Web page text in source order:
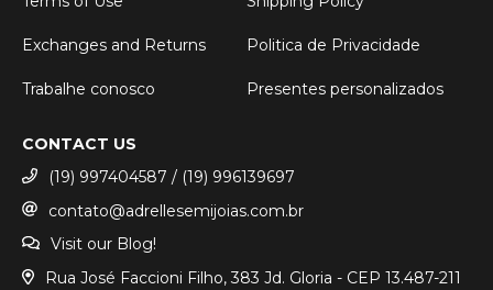
Exchanges and Returns Politica de Privacidade
Trabalhe conosco Presentes personalizados
CONTACT US
(19) 997404587 / (19) 996139697
contato@adrellesemijoias.com.br
Visit our Blog!
Rua José Faccioni Filho, 383 Jd. Gloria - CEP 13.487-211